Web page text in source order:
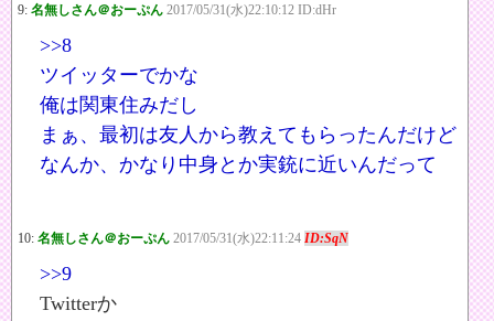
9: 名無しさん＠おーぷん 2017/05/31(水)22:10:12 ID:dHr
>>8
ツイッターでかな
俺は関東住みだし
まぁ、最初は友人から教えてもらったんだけど
なんか、かなり中身とか実銃に近いんだって
10: 名無しさん＠おーぷん 2017/05/31(水)22:11:24 ID:SqN
>>9
Twitterか